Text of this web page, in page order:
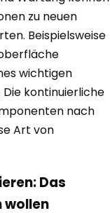
zu neuen
Beispielsweise
wichtigen
kontinuierliche
nach
Art von
Das
wollen